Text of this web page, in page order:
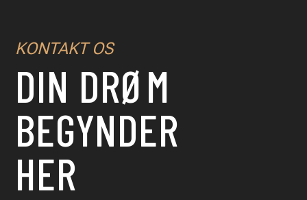
KONTAKT OS
DIN DRØM
BEGYNDER
HER